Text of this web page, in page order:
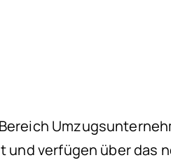
verfügen über das